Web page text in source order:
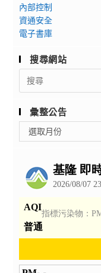
內部控制
資通安全
電子書庫
搜尋網站
Search
for:
彙整公告
整
選取月份